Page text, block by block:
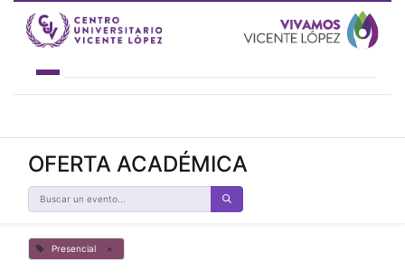
INSTITUCIONAL
ACADEMIA 4.0
ESTUDIANTES
NOVEDADES
CONTACTO
OFERTA ACADÉMICA
Presencial ×